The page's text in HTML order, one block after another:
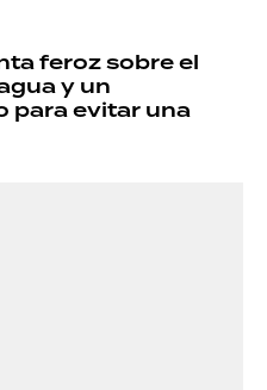
feroz sobre el
y un
para evitar una